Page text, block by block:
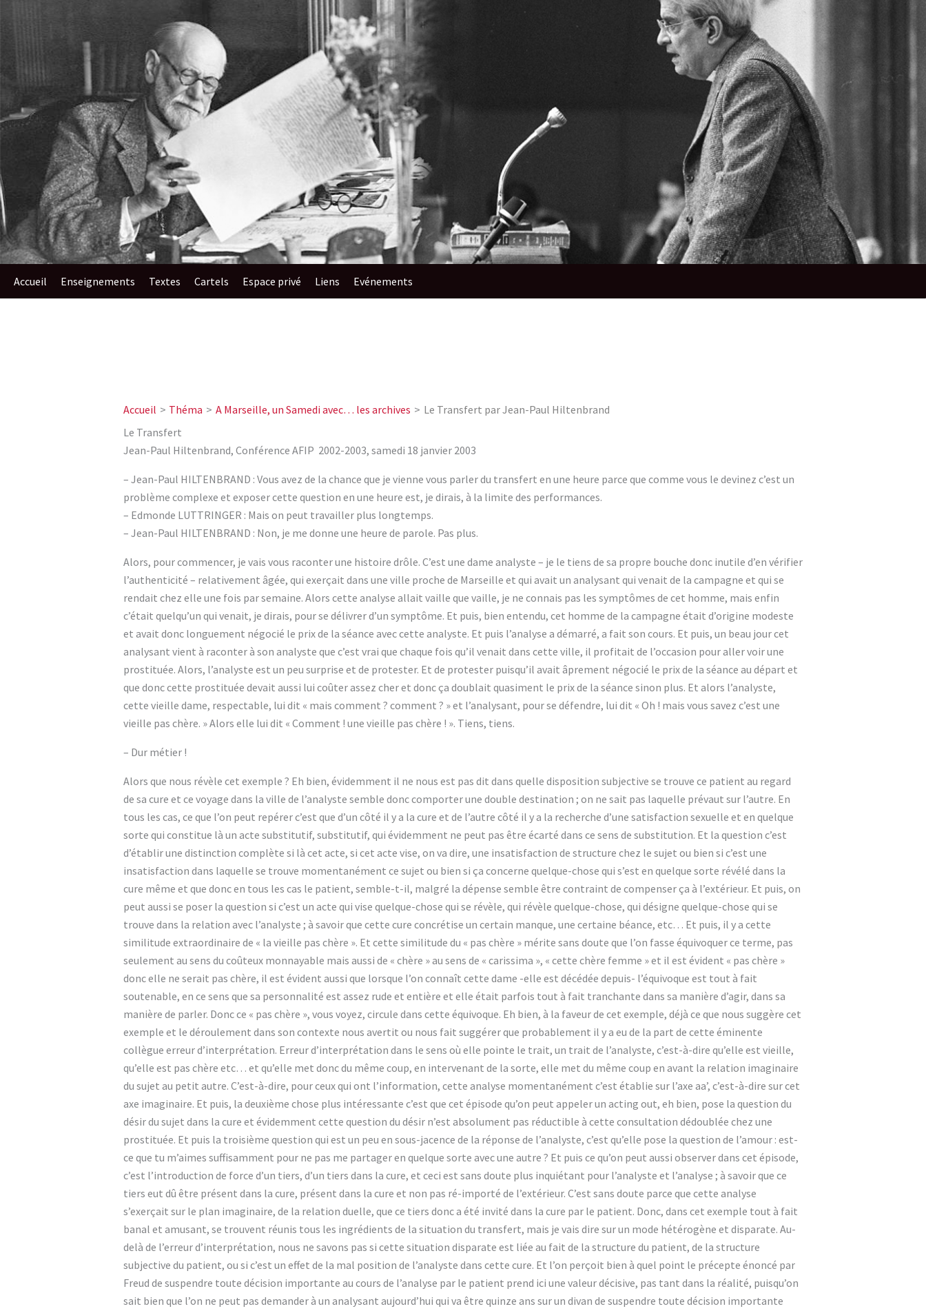
Accueil Enseignements​ Textes Cartels Espace privé Liens Evénements
Accueil Théma A Marseille, un Samedi avec… les archives
Le Transfert par Jean-Paul Hiltenbrand
Le Transfert
Jean-Paul Hiltenbrand, Conférence AFIP 2002-2003, samedi 18 janvier 2003
– Jean-Paul HILTENBRAND : Vous avez de la chance que je vienne vous parler du transfert en une heure parce que comme vous le devinez c’est un
problème complexe et exposer cette question en une heure est, je dirais, à la limite des performances.
– Edmonde LUTTRINGER : Mais on peut travailler plus longtemps.
– Jean-Paul HILTENBRAND : Non, je me donne une heure de parole. Pas plus.
Alors, pour commencer, je vais vous raconter une histoire drôle. C’est une dame analyste – je le tiens de sa propre bouche donc inutile d’en vérifier
l’authenticité – relativement âgée, qui exerçait dans une ville proche de Marseille et qui avait un analysant qui venait de la campagne et qui se
rendait chez elle une fois par semaine. Alors cette analyse allait vaille que vaille, je ne connais pas les symptômes de cet homme, mais enfin
c’était quelqu’un qui venait, je dirais, pour se délivrer d’un symptôme. Et puis, bien entendu, cet homme de la campagne était d’origine modeste
et avait donc longuement négocié le prix de la séance avec cette analyste. Et puis l’analyse a démarré, a fait son cours. Et puis, un beau jour cet
analysant vient à raconter à son analyste que c’est vrai que chaque fois qu’il venait dans cette ville, il profitait de l’occasion pour aller voir une
prostituée. Alors, l’analyste est un peu surprise et de protester. Et de protester puisqu’il avait âprement négocié le prix de la séance au départ et
que donc cette prostituée devait aussi lui coûter assez cher et donc ça doublait quasiment le prix de la séance sinon plus. Et alors l’analyste,
cette vieille dame, respectable, lui dit « mais comment ? comment ? » et l’analysant, pour se défendre, lui dit « Oh ! mais vous savez c’est une
vieille pas chère. » Alors elle lui dit « Comment ! une vieille pas chère ! ». Tiens, tiens.
– Dur métier !
Alors que nous révèle cet exemple ? Eh bien, évidemment il ne nous est pas dit dans quelle disposition subjective se trouve ce patient au regard
de sa cure et ce voyage dans la ville de l’analyste semble donc comporter une double destination ; on ne sait pas laquelle prévaut sur l’autre. En
tous les cas, ce que l’on peut repérer c’est que d’un côté il y a la cure et de l’autre côté il y a la recherche d’une satisfaction sexuelle et en quelque
sorte qui constitue là un acte substitutif, substitutif, qui évidemment ne peut pas être écarté dans ce sens de substitution. Et la question c’est
d’établir une distinction complète si là cet acte, si cet acte vise, on va dire, une insatisfaction de structure chez le sujet ou bien si c’est une
insatisfaction dans laquelle se trouve momentanément ce sujet ou bien si ça concerne quelque-chose qui s’est en quelque sorte révélé dans la
cure même et que donc en tous les cas le patient, semble-t-il, malgré la dépense semble être contraint de compenser ça à l’extérieur. Et puis, on
peut aussi se poser la question si c’est un acte qui vise quelque-chose qui se révèle, qui révèle quelque-chose, qui désigne quelque-chose qui se
trouve dans la relation avec l’analyste ; à savoir que cette cure concrétise un certain manque, une certaine béance, etc… Et puis, il y a cette
similitude extraordinaire de « la vieille pas chère ». Et cette similitude du « pas chère » mérite sans doute que l’on fasse équivoquer ce terme, pas
seulement au sens du coûteux monnayable mais aussi de « chère » au sens de « carissima », « cette chère femme » et il est évident « pas chère »
donc elle ne serait pas chère, il est évident aussi que lorsque l’on connaît cette dame -elle est décédée depuis- l’équivoque est tout à fait
soutenable, en ce sens que sa personnalité est assez rude et entière et elle était parfois tout à fait tranchante dans sa manière d’agir, dans sa
manière de parler. Donc ce « pas chère », vous voyez, circule dans cette équivoque. Eh bien, à la faveur de cet exemple, déjà ce que nous suggère cet
exemple et le déroulement dans son contexte nous avertit ou nous fait suggérer que probablement il y a eu de la part de cette éminente
collègue erreur d’interprétation. Erreur d’interprétation dans le sens où elle pointe le trait, un trait de l’analyste, c’est-à-dire qu’elle est vieille,
qu’elle est pas chère etc… et qu’elle met donc du même coup, en intervenant de la sorte, elle met du même coup en avant la relation imaginaire
du sujet au petit autre. C’est-à-dire, pour ceux qui ont l’information, cette analyse momentanément c’est établie sur l’axe aa’, c’est-à-dire sur cet
axe imaginaire. Et puis, la deuxième chose plus intéressante c’est que cet épisode qu’on peut appeler un acting out, eh bien, pose la question du
désir du sujet dans la cure et évidemment cette question du désir n’est absolument pas réductible à cette consultation dédoublée chez une
prostituée. Et puis la troisième question qui est un peu en sous-jacence de la réponse de l’analyste, c’est qu’elle pose la question de l’amour : est-
ce que tu m’aimes suffisamment pour ne pas me partager en quelque sorte avec une autre ? Et puis ce qu’on peut aussi observer dans cet épisode,
c’est l’introduction de force d’un tiers, d’un tiers dans la cure, et ceci est sans doute plus inquiétant pour l’analyste et l’analyse ; à savoir que ce
tiers eut dû être présent dans la cure, présent dans la cure et non pas ré-importé de l’extérieur. C’est sans doute parce que cette analyse
s’exerçait sur le plan imaginaire, de la relation duelle, que ce tiers donc a été invité dans la cure par le patient. Donc, dans cet exemple tout à fait
banal et amusant, se trouvent réunis tous les ingrédients de la situation du transfert, mais je vais dire sur un mode hétérogène et disparate. Au-
delà de l’erreur d’interprétation, nous ne savons pas si cette situation disparate est liée au fait de la structure du patient, de la structure
subjective du patient, ou si c’est un effet de la mal position de l’analyste dans cette cure. Et l’on perçoit bien à quel point le précepte énoncé par
Freud de suspendre toute décision importante au cours de l’analyse par le patient prend ici une valeur décisive, pas tant dans la réalité, puisqu’on
sait bien que l’on ne peut pas demander à un analysant aujourd’hui qui va être quinze ans sur un divan de suspendre toute décision importante